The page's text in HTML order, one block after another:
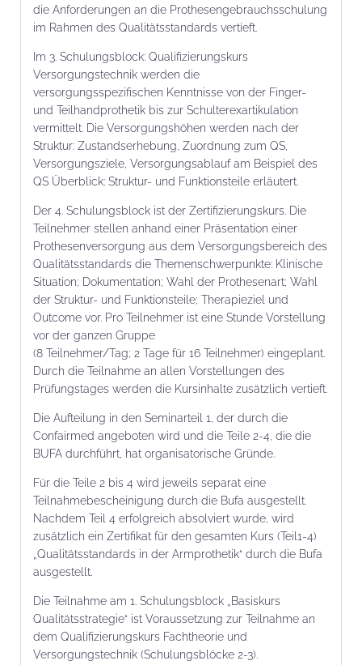
die Anforderungen an die Prothesengebrauchsschulung
im Rahmen des Qualitätsstandards vertieft.
Im 3. Schulungsblock: Qualifizierungskurs
Versorgungstechnik werden die
versorgungsspezifischen Kenntnisse von der Finger-
und Teilhandprothetik bis zur Schulterexartikulation
vermittelt. Die Versorgungshöhen werden nach der
Struktur: Zustandserhebung, Zuordnung zum QS,
Versorgungsziele, Versorgungsablauf am Beispiel des
QS Überblick: Struktur- und Funktionsteile erläutert.
Der 4. Schulungsblock ist der Zertifizierungskurs. Die
Teilnehmer stellen anhand einer Präsentation einer
Prothesenversorgung aus dem Versorgungsbereich des
Qualitätsstandards die Themenschwerpunkte: Klinische
Situation; Dokumentation; Wahl der Prothesenart; Wahl
der Struktur- und Funktionsteile; Therapieziel und
Outcome vor. Pro Teilnehmer ist eine Stunde Vorstellung
vor der ganzen Gruppe
(8 Teilnehmer/Tag; 2 Tage für 16 Teilnehmer) eingeplant.
Durch die Teilnahme an allen Vorstellungen des
Prüfungstages werden die Kursinhalte zusätzlich vertieft.
Die Aufteilung in den Seminarteil 1, der durch die
Confairmed angeboten wird und die Teile 2-4, die die
BUFA durchführt, hat organisatorische Gründe.
Für die Teile 2 bis 4 wird jeweils separat eine
Teilnahmebescheinigung durch die Bufa ausgestellt.
Nachdem Teil 4 erfolgreich absolviert wurde, wird
zusätzlich ein Zertifikat für den gesamten Kurs (Teil1-4)
„Qualitätsstandards in der Armprothetik“ durch die Bufa
ausgestellt.
Die Teilnahme am 1. Schulungsblock „Basiskurs
Qualitätsstrategie“ ist Voraussetzung zur Teilnahme an
dem Qualifizierungskurs Fachtheorie und
Versorgungstechnik (Schulungsblöcke 2-3).